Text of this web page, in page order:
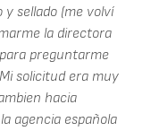
y sellado (me volví
la directora
preguntarme
solicitud era muy
hacia
agencia española